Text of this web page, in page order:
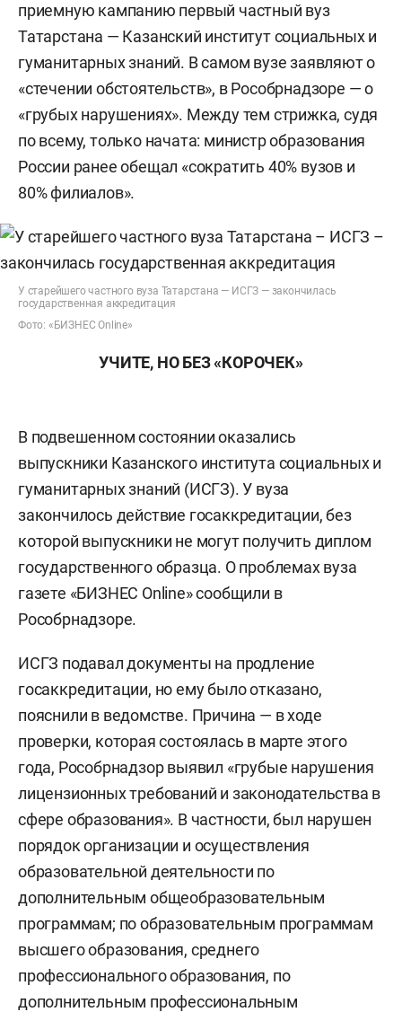
приемную кампанию первый частный вуз
Татарстана — Казанский институт социальных и
гуманитарных знаний. В самом вузе заявляют о
«стечении обстоятельств», в Рособрнадзоре — о
«грубых нарушениях». Между тем стрижка, судя
по всему, только начата: министр образования
России ранее обещал «сократить 40% вузов и
80% филиалов».
У старейшего частного вуза Татарстана — ИСГЗ — закончилась
государственная аккредитация
Фото: «БИЗНЕС Online»
УЧИТЕ, НО БЕЗ «КОРОЧЕК»
В подвешенном состоянии оказались
выпускники Казанского института социальных и
гуманитарных знаний (ИСГЗ). У вуза
закончилось действие госаккредитации, без
которой выпускники не могут получить диплом
государственного образца. О проблемах вуза
газете «БИЗНЕС Online» сообщили в
Рособрнадзоре.
ИСГЗ подавал документы на продление
госаккредитации, но ему было отказано,
пояснили в ведомстве. Причина — в ходе
проверки, которая состоялась в марте этого
года, Рособрнадзор выявил «грубые нарушения
лицензионных требований и законодательства в
сфере образования». В частности, был нарушен
порядок организации и осуществления
образовательной деятельности по
дополнительным общеобразовательным
программам; по образовательным программам
высшего образования, среднего
профессионального образования, по
дополнительным профессиональным